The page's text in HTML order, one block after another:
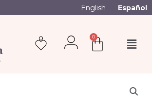
English Español
0